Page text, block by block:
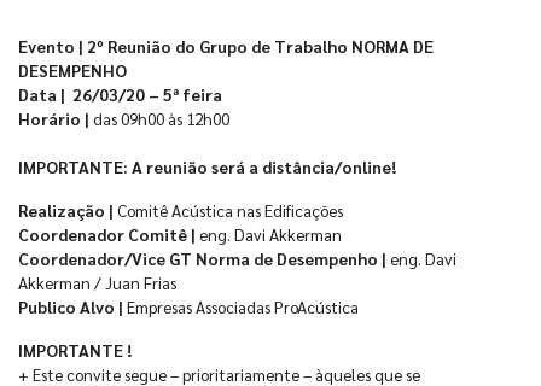
Evento | 2º Reunião do Grupo de Trabalho NORMA DE
DESEMPENHO
Data | 26/03/20 – 5ª feira
Horário | das 09h00 às 12h00
IMPORTANTE: A reunião será a distância/online!
Realização | Comitê Acústica nas Edificações
Coordenador Comitê | eng. Davi Akkerman
Coordenador/Vice GT Norma de Desempenho | eng. Davi
Akkerman / Juan Frias
Publico Alvo | Empresas Associadas ProAcústica
IMPORTANTE !
+ Este convite segue – prioritariamente – àqueles que se